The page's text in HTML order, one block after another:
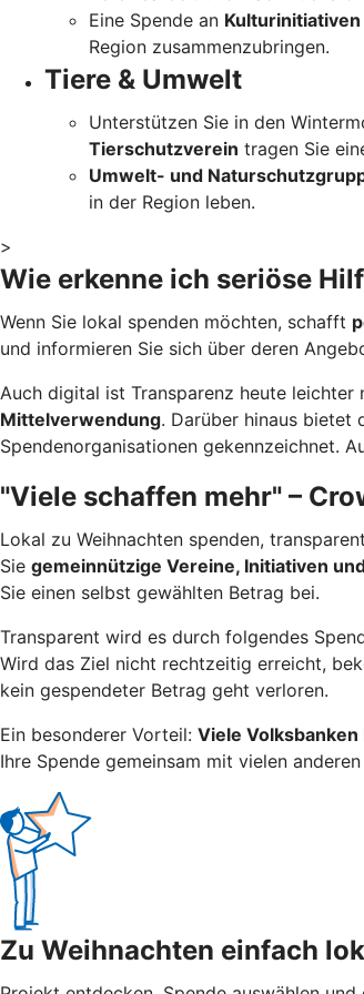
Eine Spende an
Region zusammenzubringen.
Tiere & Umwelt
Unterstützen Sie in den
Tierschutzverein tragen Sie
Umwelt- und
in der Region leben.
>
Wie erkenne ich seriöse
Wenn Sie lokal spenden möchten, schafft
und informieren Sie sich über deren
Auch digital ist Transparenz heute
Mittelverwendung. Darüber hinaus bietet
Spendenorganisationen gekennzeichnet.
"Viele schaffen mehr" –
Lokal zu Weihnachten spenden,
Sie gemeinnützige Vereine, Initiativen
Sie einen selbst gewählten Betrag bei.
Transparent wird es durch folgendes
Wird das Ziel nicht rechtzeitig erreicht,
kein gespendeter Betrag geht verloren.
Ein besonderer Vorteil: Viele
Ihre Spende gemeinsam mit vielen
Zu Weihnachten einfach